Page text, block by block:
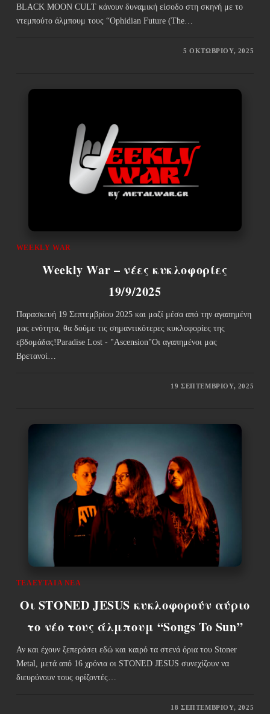
BLACK MOON CULT κάνουν δυναμική είσοδο στη σκηνή με το
ντεμπούτο άλμπουμ τους “Ophidian Future (The…
5 ΟΚΤΩΒΡΊΟΥ, 2025
WEEKLY WAR
Weekly War – νέες κυκλοφορίες
19/9/2025
Παρασκευή 19 Σεπτεμβρίου 2025 και μαζί μέσα από την αγαπημένη
μας ενότητα, θα δούμε τις σημαντικότερες κυκλοφορίες της
εβδομάδας!Paradise Lost - "Ascension"Οι αγαπημένοι μας
Βρετανοί…
19 ΣΕΠΤΕΜΒΡΊΟΥ, 2025
ΤΕΛΕΥΤΑΊΑ ΝΈΑ
Οι STONED JESUS κυκλοφορούν αύριο
το νέο τους άλμπουμ “Songs To Sun”
Αν και έχουν ξεπεράσει εδώ και καιρό τα στενά όρια του Stoner
Metal, μετά από 16 χρόνια οι STONED JESUS συνεχίζουν να
διευρύνουν τους ορίζοντές…
18 ΣΕΠΤΕΜΒΡΊΟΥ, 2025